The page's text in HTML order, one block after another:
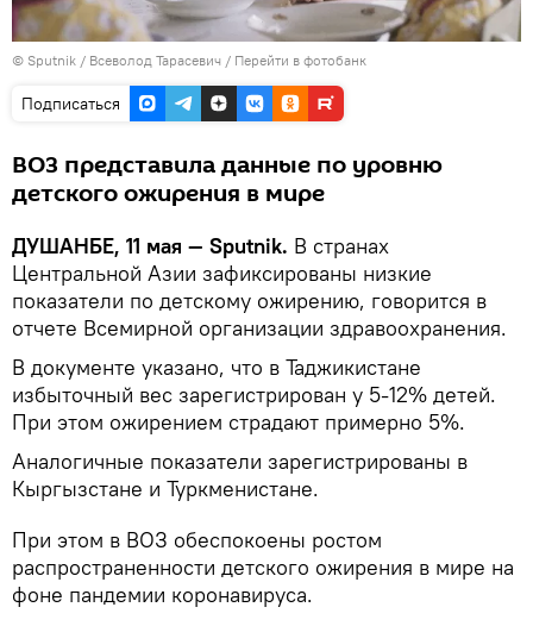
© Sputnik / Всеволод Тарасевич / Перейти в фотобанк
Подписаться
ВОЗ представила данные по уровню
детского ожирения в мире
ДУШАНБЕ, 11 мая — Sputnik. В странах
Центральной Азии зафиксированы низкие
показатели по детскому ожирению, говорится в
отчете Всемирной организации здравоохранения.
В документе указано, что в Таджикистане
избыточный вес зарегистрирован у 5-12% детей.
При этом ожирением страдают примерно 5%.
Аналогичные показатели зарегистрированы в
Кыргызстане и Туркменистане.
При этом в ВОЗ обеспокоены ростом
распространенности детского ожирения в мире на
фоне пандемии коронавируса.